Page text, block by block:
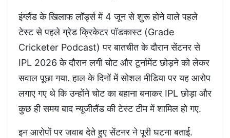
इंग्लैंड के खिलाफ लॉर्ड्स में 4 जून से शुरू होने वाले पहले
टेस्ट से पहले ग्रेड क्रिकेटर पॉडकास्ट (Grade
Cricketer Podcast) पर बातचीत के दौरान सेंटनर से
IPL 2026 के दौरान लगी चोट और टूर्नामेंट छोड़ने को लेकर
सवाल पूछा गया. हाल के दिनों में सोशल मीडिया पर यह आरोप
लगाए गए थे कि उन्होंने चोट का बहाना बनाकर IPL छोड़ा और
कुछ ही समय बाद न्यूजीलैंड की टेस्ट टीम में शामिल हो गए.
इन आरोपों पर जवाब देते हुए सेंटनर ने पूरी घटना बताई.